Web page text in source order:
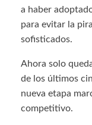
a haber
para evitar la
sofisticados.
Ahora solo
de los últimos
nueva etapa
competitivo.